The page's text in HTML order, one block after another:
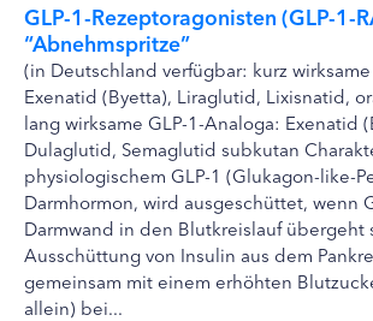
GLP-1-Rezeptoragonisten (GLP-1-
“Abnehmspritze”
(in Deutschland verfügbar: kurz
Exenatid (Byetta), Liraglutid, Lixisnatid,
lang wirksame GLP-1-Analoga: Exenatid
Dulaglutid, Semaglutid subkutan
physiologischem GLP-1 (Glukagon-like-
Darmhormon, wird ausgeschüttet, wenn
Darmwand in den Blutkreislauf übergeht
Ausschüttung von Insulin aus dem
gemeinsam mit einem erhöhten
allein) bei...